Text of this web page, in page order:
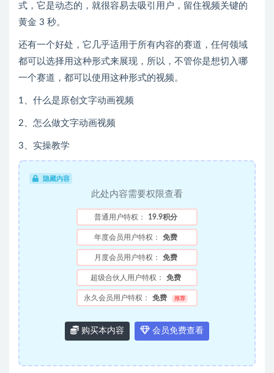
式，它是动态的，就很容易去吸引用户，留住视频关键的
黄金 3 秒。
还有一个好处，它几乎适用于所有内容的赛道，任何领域
都可以选择用这种形式来展现，所以，不管你是想切入哪
一个赛道，都可以使用这种形式的视频。
1、什么是原创文字动画视频
2、怎么做文字动画视频
3、实操教学
隐藏内容
此处内容需要权限查看
普通用户特权： 19.9积分
年度会员用户特权： 免费
月度会员用户特权： 免费
超级合伙人用户特权： 免费
永久会员用户特权： 免费 推荐
购买本内容 会员免费查看